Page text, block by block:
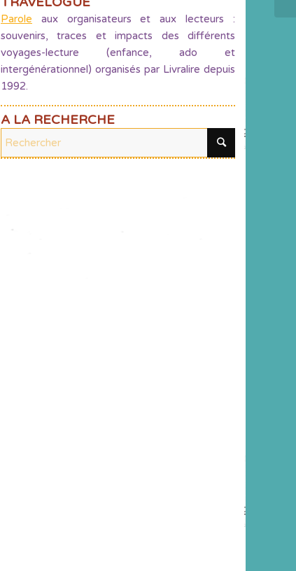
Parole aux organisateurs et aux lecteurs :
souvenirs, traces et impacts des différents
voyages-lecture (enfance, ado et
intergénérationnel) organisés par Livralire depuis
1992.
A LA RECHERCHE